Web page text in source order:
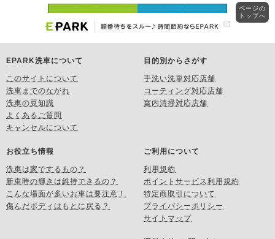
EPARK洗車について
このサイトについて
洗車までのながれ
洗車の豆知識
よくあるご質問
キャンセルについて
目的別からさがす
手洗い洗車対応店舗
コーティング対応店舗
室内清掃対応店舗
お役立ち情報
洗車は家でするもの？
新車時の輝きは維持できるの？
こんな場面が多いお車は要注意！
傷んだボディはもとに戻る？
ご利用について
利用規約
ポイントサービス利用規約
特定商取引について
プライバシーポリシー
サイトマップ
ページの
トップへ